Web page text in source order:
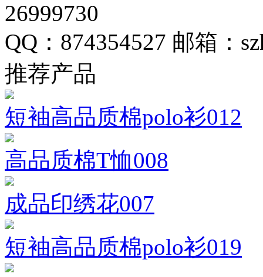
26999730
QQ：874354527 邮箱：
推荐产品
短袖高品质棉polo衫012
高品质棉T恤008
成品印绣花007
短袖高品质棉polo衫019